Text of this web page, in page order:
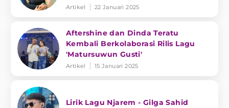
Artikel 22 Januari 2025
Aftershine dan Dinda Teratu
Kembali Berkolaborasi Rilis Lagu
'Matursuwun Gusti'
Artikel 15 Januari 2025
Lirik Lagu Njarem - Gilga Sahid